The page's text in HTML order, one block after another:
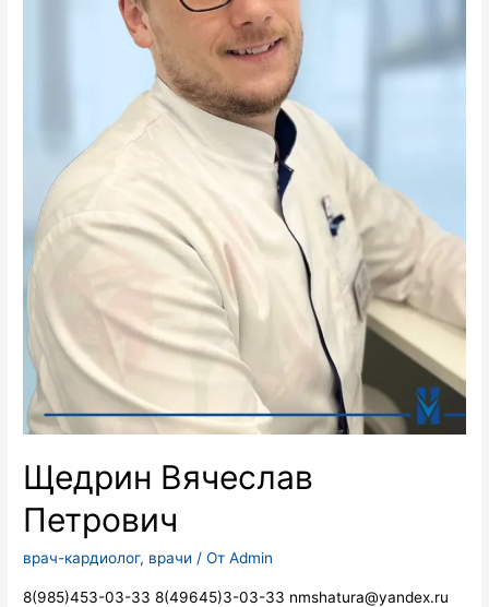
Щедрин Вячеслав
Петрович
врач-кардиолог, врачи / От Admin
8(985)453-03-33 8(49645)3-03-33 nmshatura@yandex.ru